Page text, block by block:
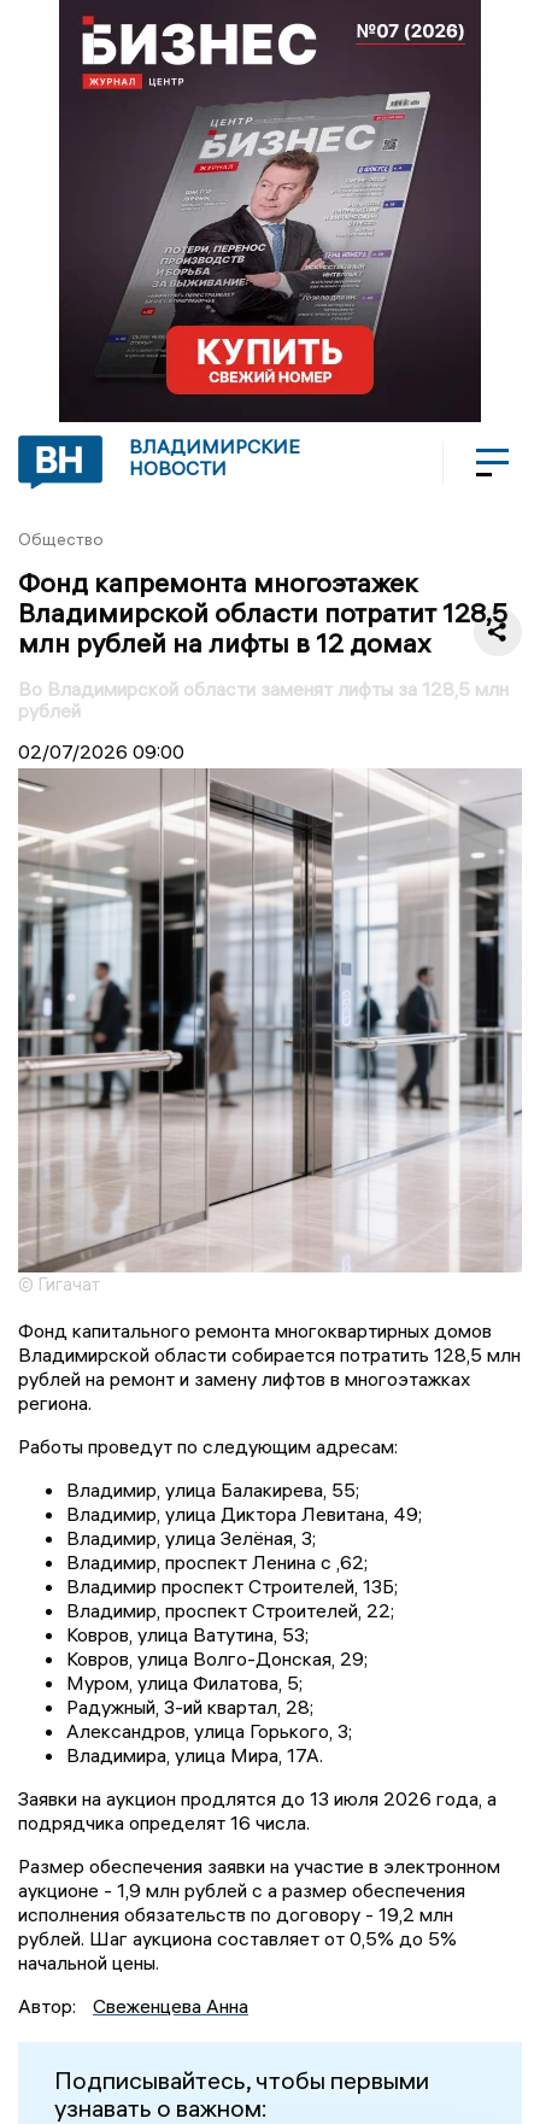
ВЛАДИМИРСКИЕ
НОВОСТИ
Общество
Фонд капремонта многоэтажек
Владимирской области потратит 128,5
млн рублей на лифты в 12 домах
Во Владимирской области заменят лифты за 128,5 млн
рублей
02/07/2026 09:00
© Гигачат
Фонд капитального ремонта многоквартирных домов
Владимирской области собирается потратить 128,5 млн
рублей на ремонт и замену лифтов в многоэтажках
региона.
Работы проведут по следующим адресам:
Владимир, улица Балакирева, 55;
Владимир, улица Диктора Левитана, 49;
Владимир, улица Зелёная, 3;
Владимир, проспект Ленина с ,62;
Владимир проспект Строителей, 13Б;
Владимир, проспект Строителей, 22;
Ковров, улица Ватутина, 53;
Ковров, улица Волго-Донская, 29;
Муром, улица Филатова, 5;
Радужный, 3-ий квартал, 28;
Александров, улица Горького, 3;
Владимира, улица Мира, 17А.
Заявки на аукцион продлятся до 13 июля 2026 года, а
подрядчика определят 16 числа.
Размер обеспечения заявки на участие в электронном
аукционе - 1,9 млн рублей с а размер обеспечения
исполнения обязательств по договору - 19,2 млн
рублей. Шаг аукциона составляет от 0,5% до 5%
начальной цены.
Автор:
Свеженцева Анна
Подписывайтесь, чтобы первыми
узнавать о важном: